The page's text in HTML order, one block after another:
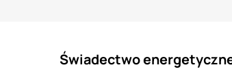
Świadectwo